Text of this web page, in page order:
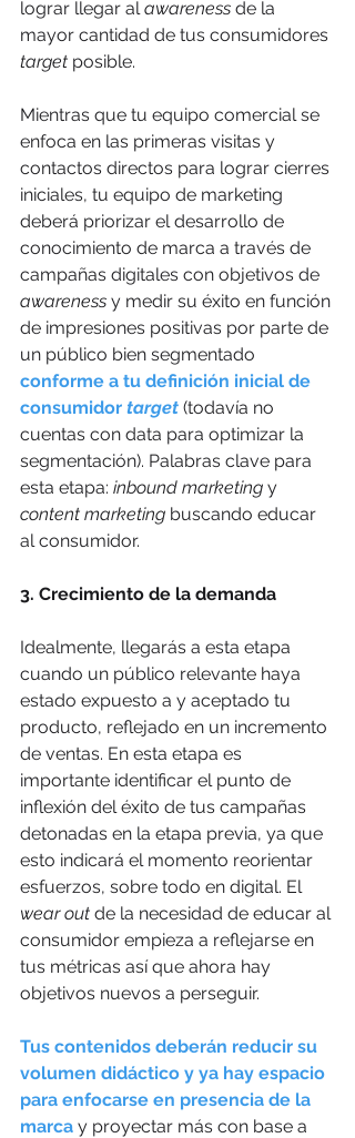
lograr llegar al awareness de la
mayor cantidad de tus consumidores
target posible.
Mientras que tu equipo comercial se
enfoca en las primeras visitas y
contactos directos para lograr cierres
iniciales, tu equipo de marketing
deberá priorizar el desarrollo de
conocimiento de marca a través de
campañas digitales con objetivos de
awareness y medir su éxito en función
de impresiones positivas por parte de
un público bien segmentado
conforme a tu definición inicial de
consumidor target (todavía no
cuentas con data para optimizar la
segmentación). Palabras clave para
esta etapa: inbound marketing y
content marketing buscando educar
al consumidor.
3. Crecimiento de la demanda
Idealmente, llegarás a esta etapa
cuando un público relevante haya
estado expuesto a y aceptado tu
producto, reflejado en un incremento
de ventas. En esta etapa es
importante identificar el punto de
inflexión del éxito de tus campañas
detonadas en la etapa previa, ya que
esto indicará el momento reorientar
esfuerzos, sobre todo en digital. El
wear out de la necesidad de educar al
consumidor empieza a reflejarse en
tus métricas así que ahora hay
objetivos nuevos a perseguir.
Tus contenidos deberán reducir su
volumen didáctico y ya hay espacio
para enfocarse en presencia de la
marca y proyectar más con base a